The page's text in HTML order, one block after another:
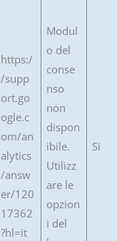
https:/
/supp
ort.go
ogle.c
om/an
alytics
/answ
er/120
17362
?hl=it
Modul
o del
conse
nso
non
dispon
ibile.
Utilizz
are le
opzion
i del
Si